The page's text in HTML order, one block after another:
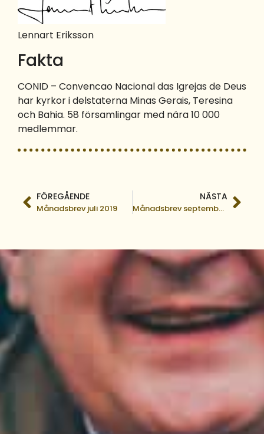
Lennart Eriksson
Fakta
CONID – Convencao Nacional das Igrejas de Deus
har kyrkor i delstaterna Minas Gerais, Teresina
och Bahia. 58 församlingar med nära 10 000
medlemmar.
FÖREGÅENDE
Månadsbrev juli 2019
NÄSTA
Månadsbrev september 2019